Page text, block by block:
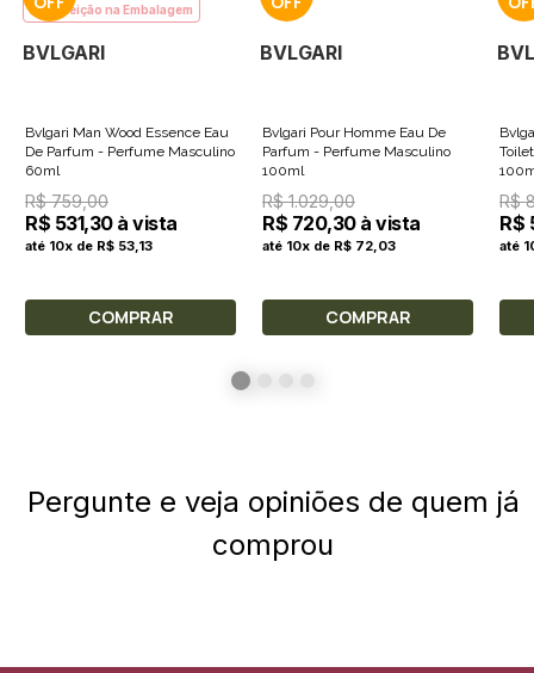
Imperfeição na Embalagem
BVLGARI
Bvlgari Man Wood Essence Eau
De Parfum - Perfume Masculino
60ml
R$ 759,00
R$ 531,30 à vista
até 10x de R$ 53,13
COMPRAR
BVLGARI
Bvlgari Pour Homme Eau De
Parfum - Perfume Masculino
100ml
R$ 1.029,00
R$ 720,30 à vista
até 10x de R$ 72,03
COMPRAR
R$
R$
até
Pergunte e veja opiniões de quem já
comprou